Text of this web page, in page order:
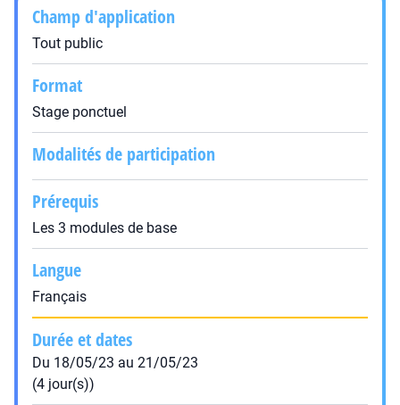
Champ d'application
Tout public
Format
Stage ponctuel
Modalités de participation
Prérequis
Les 3 modules de base
Langue
Français
Durée et dates
Du 18/05/23 au 21/05/23
(4 jour(s))